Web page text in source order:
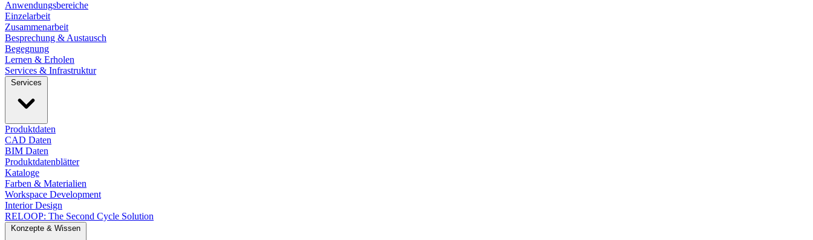
Anwendungsbereiche
Einzelarbeit
Zusammenarbeit
Besprechung & Austausch
Begegnung
Lernen & Erholen
Services & Infrastruktur
Services
Produktdaten
CAD Daten
BIM Daten
Produktdatenblätter
Kataloge
Farben & Materialien
Workspace Development
Interior Design
RELOOP: The Second Cycle Solution
Konzepte & Wissen